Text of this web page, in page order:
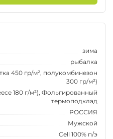
зима
рыбалка
450 гр/м², полукомбинезон
300 гр/м²)
180 г/м²), Фольгированный
термоподклад
РОССИЯ
Мужской
Cell 100% п/э